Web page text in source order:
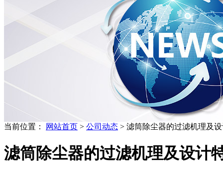
当前位置： 网站首页 > 公司动态 > 滤筒除尘器的过滤机理及
滤筒除尘器的过滤机理及设计